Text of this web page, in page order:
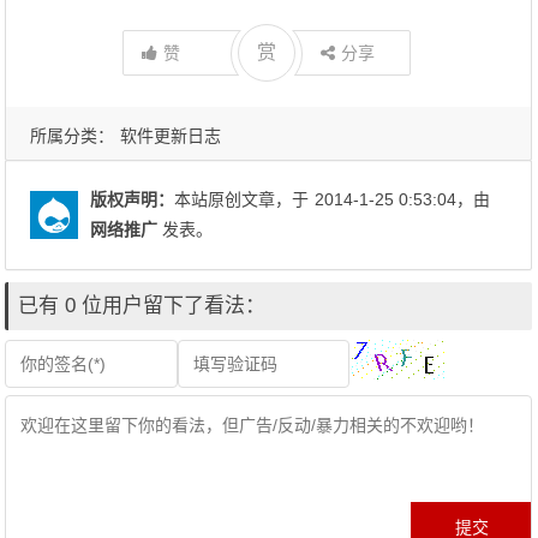
赞 赏 分享
所属分类： 软件更新日志
版权声明：本站原创文章，于 2014-1-25 0:53:04，由
网络推广 发表。
已有 0 位用户留下了看法：